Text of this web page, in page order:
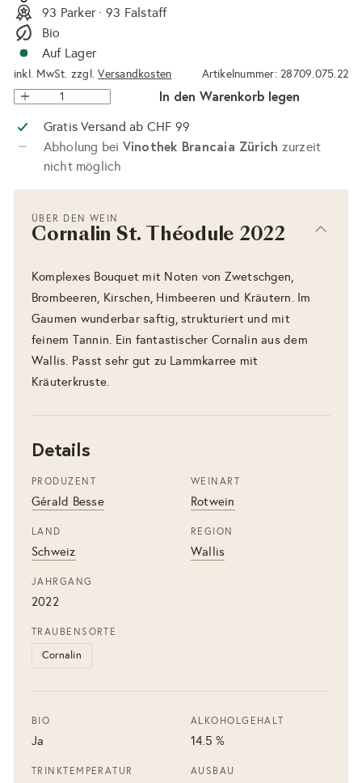
93 Parker · 93 Falstaff
Bio
Auf Lager
inkl. MwSt. zzgl.Versandkosten Artikelnummer: 28709.075.22
In den Warenkorb legen
Gratis Versand ab CHF 99
Abholung bei Vinothek Brancaia Zürich zurzeit
nicht möglich
ÜBER DEN WEIN
Cornalin St. Théodule 2022
Komplexes Bouquet mit Noten von Zwetschgen,
Brombeeren, Kirschen, Himbeeren und Kräutern. Im
Gaumen wunderbar saftig, strukturiert und mit
feinem Tannin. Ein fantastischer Cornalin aus dem
Wallis. Passt sehr gut zu Lammkarree mit
Kräuterkruste.
Details
PRODUZENT
Gérald Besse
WEINART
Rotwein
LAND
Schweiz
REGION
Wallis
JAHRGANG
2022
TRAUBENSORTE
Cornalin
BIO
Ja
ALKOHOLGEHALT
14.5 %
TRINKTEMPERATUR AUSBAU